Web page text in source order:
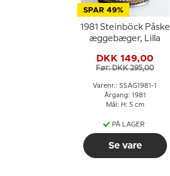
SPAR 49%
1981 Steinböck Påske
æggebæger, Lilla
DKK 149,00
Før: DKK 295,00
Varenr.: SSAG1981-1
Årgang: 1981
Mål: H: 5 cm
PÅ LAGER
Se vare